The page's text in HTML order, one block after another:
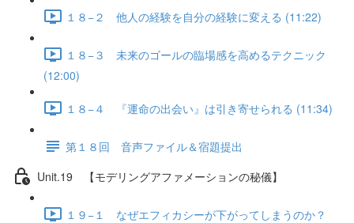
１８−２ 他人の経験を自分の経験に変える (11:22)
１８−３ 未来のゴールの臨場感を高めるテクニック
(12:00)
１８−４ 『運命の出会い』は引き寄せられる (11:34)
第１８回 音声ファイル＆宿題提出
Unit.19 【モデリングアファメーションの秘儀】
１９−１ なぜエフィカシーが下がってしまうのか？